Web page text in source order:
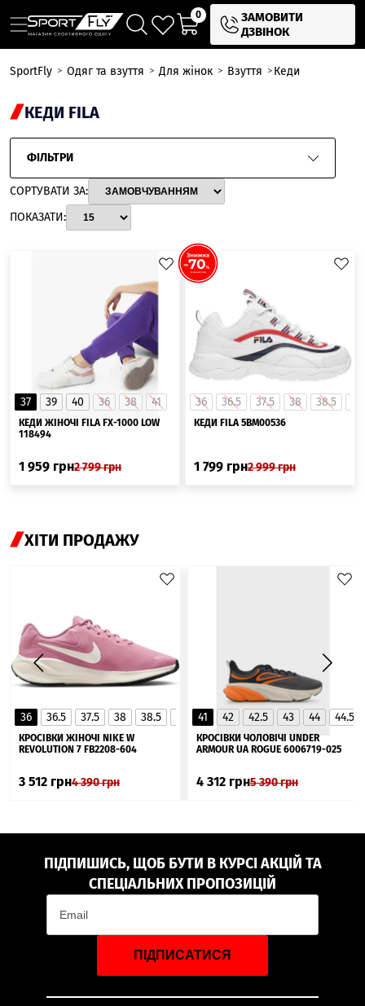
0
ЗАМОВИТИ
ДЗВІНОК
SportFly Одяг та взуття Для жінок Взуття Кеди
КЕДИ FILA
ФІЛЬТРИ
СОРТУВАТИ ЗА:
ПОКАЗАТИ:
37 39 40 36 38 41
КЕДИ ЖІНОЧІ FILA FX-1000 LOW
118494
1 959 грн2 799грн
36 36.5 37.5 38 38.5
КЕДИ FILA 5BM00536
1 799 грн2 999грн
ХІТИ ПРОДАЖУ
36 36.5 37.5 38 38.5 40 40.5
41
▲
КРОСІВКИ ЖІНОЧІ NIKE W
REVOLUTION 7 FB2208-604
3 512 грн4 390грн
41 42 42.5 43 44 44.5
КРОСІВКИ ЧОЛОВІЧІ UNDER
ARMOUR UA ROGUE 6006719-025
4 312 грн5 390грн
ПІДПИШИСЬ, ЩОБ БУТИ В КУРСІ АКЦІЙ ТА
СПЕЦІАЛЬНИХ ПРОПОЗИЦІЙ
ПІДПИСАТИСЯ